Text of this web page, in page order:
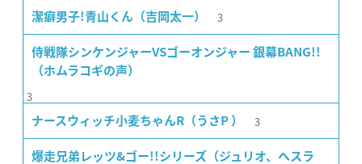
潔癖男子!青山くん（吉岡太一） 3
侍戦隊シンケンジャーVSゴーオンジャー 銀幕BANG!!
（ホムラコギの声）
3
ナースウィッチ小麦ちゃんR（うさP ） 3
爆走兄弟レッツ&ゴー!!シリーズ（ジュリオ、ヘスラ